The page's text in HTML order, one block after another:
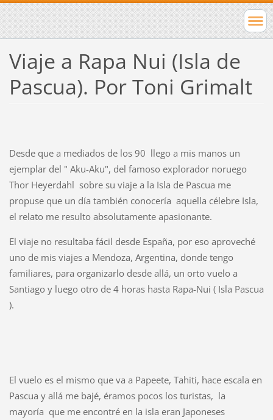
Viaje a Rapa Nui (Isla de
Pascua). Por Toni Grimalt
Desde que a mediados de los 90 llego a mis manos un
ejemplar del " Aku-Aku", del famoso explorador noruego
Thor Heyerdahl sobre su viaje a la Isla de Pascua me
propuse que un día también conocería aquella célebre Isla,
el relato me resulto absolutamente apasionante.
El viaje no resultaba fácil desde España, por eso aproveché
uno de mis viajes a Mendoza, Argentina, donde tengo
familiares, para organizarlo desde allá, un orto vuelo a
Santiago y luego otro de 4 horas hasta Rapa-Nui ( Isla Pascua
).
El vuelo es el mismo que va a Papeete, Tahiti, hace escala en
Pascua y allá me bajé, éramos pocos los turistas, la
mayoría que me encontré en la isla eran Japoneses